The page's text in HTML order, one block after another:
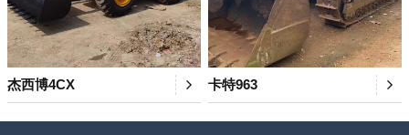
杰西博4CX 卡特963